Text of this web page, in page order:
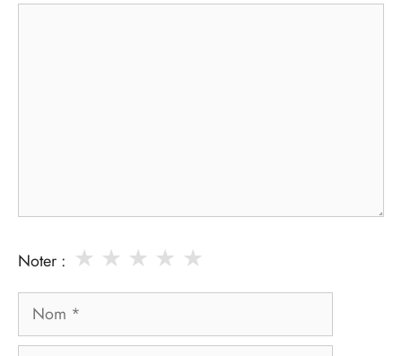
Noter : ★
★
★
★
★
Nom